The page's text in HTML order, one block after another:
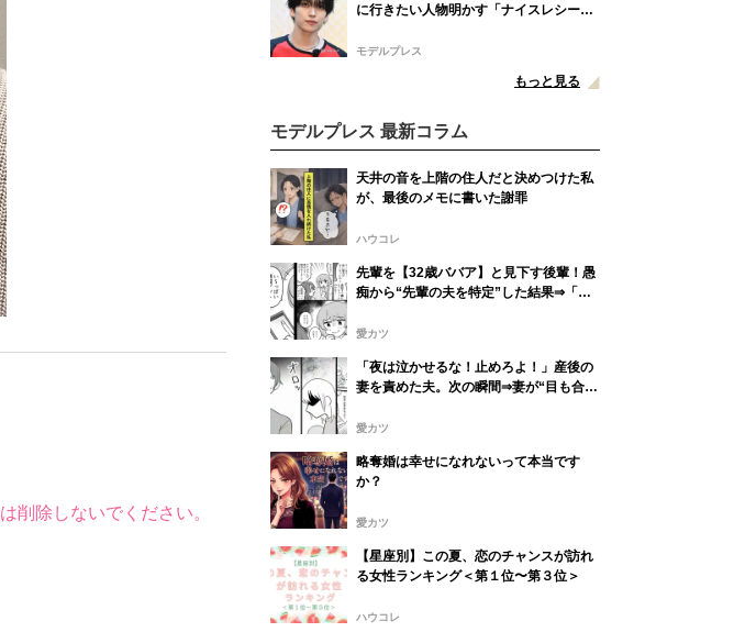
は削除しないでください。
に行きたい人物明かす「ナイスレシーブ
モデルプレス
もっと見る
モデルプレス 最新コラム
天井の音を上階の住人だと決めつけた私
が、最後のメモに書いた謝罪
ハウコレ
先輩を【32歳ババア】と見下す後輩！愚
痴から“先輩の夫を特定”した結果⇒「悪
愛カツ
「夜は泣かせるな！止めろよ！」産後の
妻を責めた夫。次の瞬間⇒妻が“目も合わ
愛カツ
略奪婚は幸せになれないって本当です
か？
愛カツ
【星座別】この夏、恋のチャンスが訪れ
る女性ランキング＜第１位〜第３位＞
ハウコレ